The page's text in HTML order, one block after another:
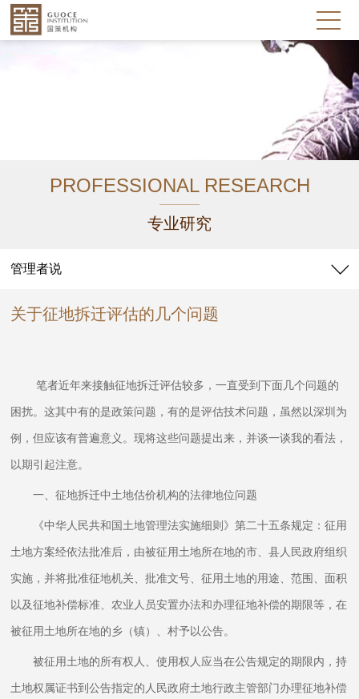
PROFESSIONAL RESEARCH
专业研究
管理者说
关于征地拆迁评估的几个问题
笔者近年来接触征地拆迁评估较多，一直受到下面几个问题的
困扰。这其中有的是政策问题，有的是评估技术问题，虽然以深圳为
例，但应该有普遍意义。现将这些问题提出来，并谈一谈我的看法，
以期引起注意。
一、征地拆迁中土地估价机构的法律地位问题
《中华人民共和国土地管理法实施细则》第二十五条规定：征用
土地方案经依法批准后，由被征用土地所在地的市、县人民政府组织
实施，并将批准征地机关、批准文号、征用土地的用途、范围、面积
以及征地补偿标准、农业人员安置办法和办理征地补偿的期限等，在
被征用土地所在地的乡（镇）、村予以公告。
被征用土地的所有权人、使用权人应当在公告规定的期限内，持
土地权属证书到公告指定的人民政府土地行政主管部门办理征地补偿